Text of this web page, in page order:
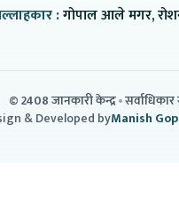
:गोपाल आले मगर,
© 2408 जानकारी केन्द्र सर्वाधिकार
& Developed byManish